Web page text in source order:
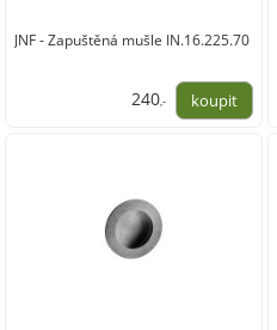
JNF - Zapuštěná mušle IN.16.225.70
240,-